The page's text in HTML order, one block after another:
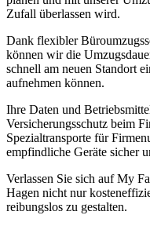
Zufall überlassen wird.
Dank flexibler
können wir die
schnell am neuen Standort
aufnehmen können.
Ihre Daten und
Versicherungsschutz beim
Spezialtransporte für
empfindliche Geräte sicher
Verlassen Sie sich auf My
Hagen nicht nur
reibungslos zu gestalten.